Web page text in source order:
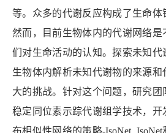
等。众多的代谢反应构成了生命体
然而，目前生物体内的代谢网络
们对生命活动的认知。探索未知
生物体内解析未知代谢物的来源和
大的挑战。针对这个问题，研究
稳定同位素示踪代谢组学技术，开